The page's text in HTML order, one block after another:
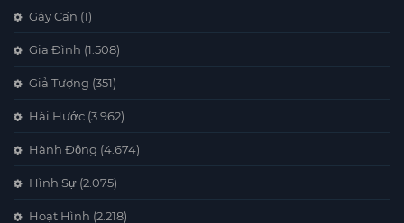
Gây Cấn (1)
Gia Đình (1.508)
Giả Tượng (351)
Hài Hước (3.962)
Hành Động (4.674)
Hình Sự (2.075)
Hoạt Hình (2.218)